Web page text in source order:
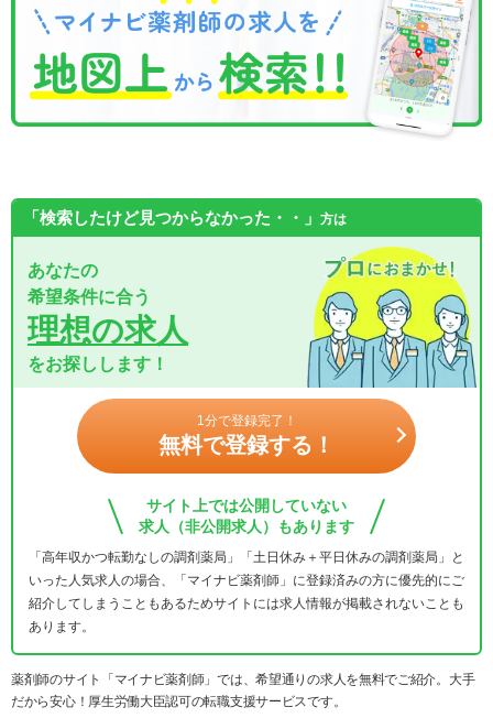
「検索したけど見つからなかった・・」 方は
あなたの
希望条件に合う
理想の求人
をお探しします！
1分で登録完了！
無料で登録する！
サイト上では公開していない
求人（非公開求人）もあります
「高年収かつ転勤なしの調剤薬局」「土日休み＋平日休みの調剤薬局」と
いった人気求人の場合、「マイナビ薬剤師」に登録済みの方に優先的にご
紹介してしまうこともあるためサイトには求人情報が掲載されないことも
あります。
薬剤師のサイト「マイナビ薬剤師」では、希望通りの求人を無料でご紹介。大手
だから安心！厚生労働大臣認可の転職支援サービスです。